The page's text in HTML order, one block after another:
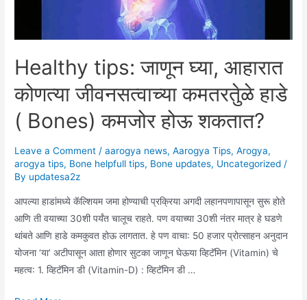
Healthy tips: जाणून घ्या, आहारात
कोणत्या जीवनसत्वाच्या कमतरतेुळे हाडे
( Bones) कमजोर होऊ शकतात?
Leave a Comment /aarogya news,Aarogya Tips,Arogya,
arogya tips, Bone helpfull tips, Bone updates, Uncategorized /
By updatesa2z
आपल्या हाडांमध्ये कॅल्शियम जमा होण्याची प्रक्रिया अगदी लहानपणापासून सुरू होते
आणि ती वयाच्या 30शी पर्यंत चालूच राहते. पण वयाच्या 30शी नंतर मात्र हे घडणे
थांबते आणि हाडे कमकुवत होऊ लागतात. हे पण वाचा: 50 हजार प्रोत्साहन अनुदान
योजना ‘या’ अटीपासून आता होणार सुटका जाणून घेऊया व्हिटॅमिन (Vitamin) चे
महत्व: 1. व्हिटॅमिन डी (Vitamin-D) : व्हिटॅमिन डी …